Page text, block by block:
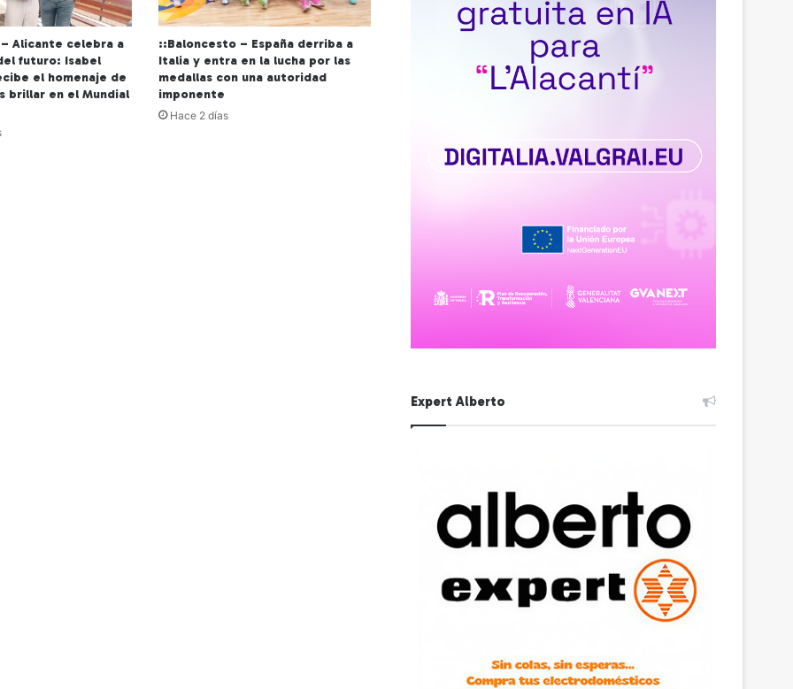
Alicante celebra a
futuro: Isabel
el homenaje de
brillar en el Mundial
::Baloncesto – España derriba a
Italia y entra en la lucha por las
medallas con una autoridad
imponente
Hace 2 días
Expert Alberto